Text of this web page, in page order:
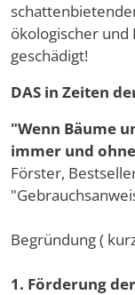
ökologischer und
geschädigt!
DAS in Zeiten
"Wenn Bäume
immer und
Förster,
Begründung (
1. Förderung